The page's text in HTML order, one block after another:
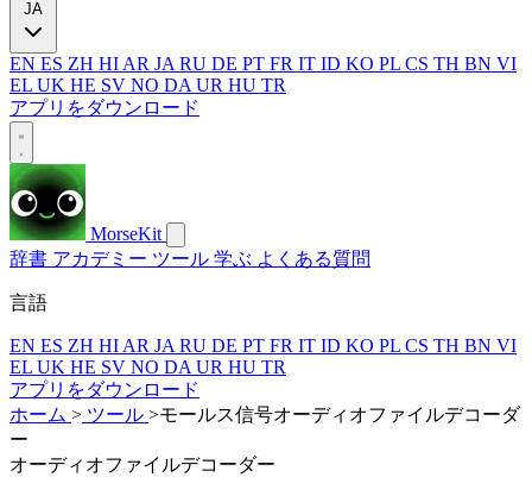
EN ES ZH HI AR JA RU DE PT FR IT ID KO PL CS TH BN VI
EL UK HE SV NO DA UR HU TR
アプリをダウンロード
MorseKit
辞書 アカデミー ツール 学ぶ よくある質問
言語
EN ES ZH HI AR JA RU DE PT FR IT ID KO PL CS TH BN VI
EL UK HE SV NO DA UR HU TR
アプリをダウンロード
ホーム > ツール >モールス信号オーディオファイルデコーダ
ー
オーディオファイルデコーダー